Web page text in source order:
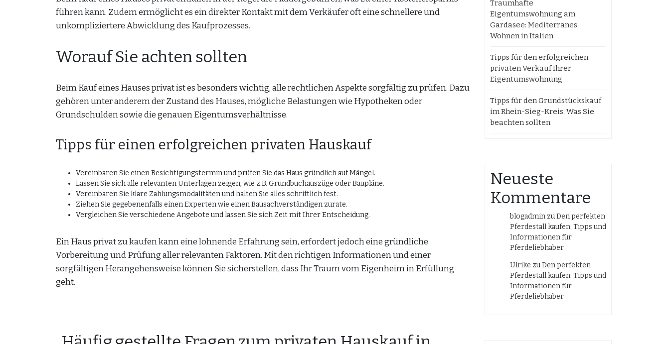
führen kann. Zudem ermöglicht es ein direkter Kontakt mit dem Verkäufer oft eine schnellere und
unkompliziertere Abwicklung des Kaufprozesses.
Worauf Sie achten sollten
Beim Kauf eines Hauses privat ist es besonders wichtig, alle rechtlichen Aspekte sorgfältig zu prüfen. Dazu
gehören unter anderem der Zustand des Hauses, mögliche Belastungen wie Hypotheken oder
Grundschulden sowie die genauen Eigentumsverhältnisse.
Tipps für einen erfolgreichen privaten Hauskauf
Vereinbaren Sie einen Besichtigungstermin und prüfen Sie das Haus gründlich auf Mängel.
Lassen Sie sich alle relevanten Unterlagen zeigen, wie z.B. Grundbuchauszüge oder Baupläne.
Vereinbaren Sie klare Zahlungsmodalitäten und halten Sie alles schriftlich fest.
Ziehen Sie gegebenenfalls einen Experten wie einen Bausachverständigen zurate.
Vergleichen Sie verschiedene Angebote und lassen Sie sich Zeit mit Ihrer Entscheidung.
Ein Haus privat zu kaufen kann eine lohnende Erfahrung sein, erfordert jedoch eine gründliche
Vorbereitung und Prüfung aller relevanten Faktoren. Mit den richtigen Informationen und einer
sorgfältigen Herangehensweise können Sie sicherstellen, dass Ihr Traum vom Eigenheim in Erfüllung
geht.
Traumhafte
Eigentumswohnung am
Gardasee: Mediterranes
Wohnen in Italien
Tipps für den erfolgreichen
privaten Verkauf Ihrer
Eigentumswohnung
Tipps für den Grundstückskauf
im Rhein-Sieg-Kreis: Was Sie
beachten sollten
Neueste
Kommentare
blogadmin zuDen perfekten
Pferdestall kaufen: Tipps und
Informationen für
Pferdeliebhaber
Ulrike zuDen perfekten
Pferdestall kaufen: Tipps und
Informationen für
Pferdeliebhaber